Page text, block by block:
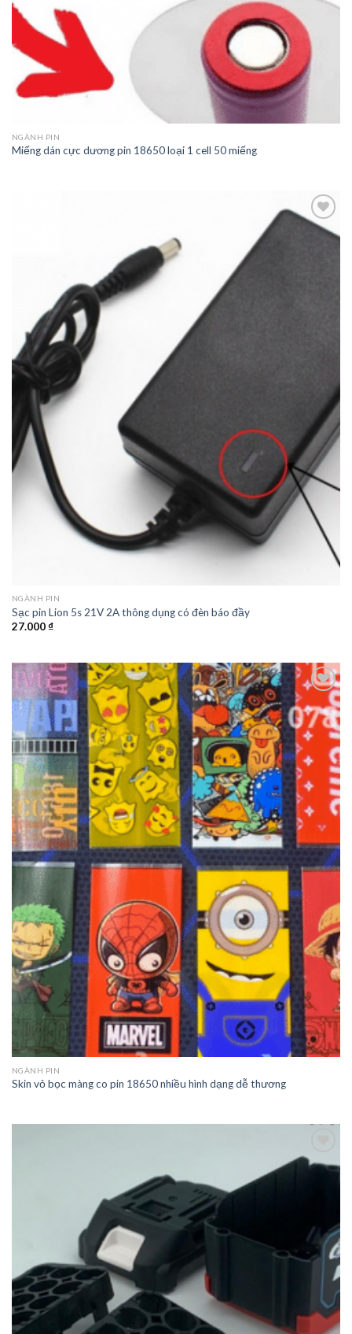
NGÀNH PIN
Miếng dán cực dương pin 18650 loại 1 cell 50 miếng
Add to
NGÀNH PIN
Sạc pin Lion 5s 21V 2A thông dụng có đèn báo đầy
27.000₫
Add to
wishlist
NGÀNH PIN
Skin vỏ bọc màng co pin 18650 nhiều hình dạng dễ thương
Add to